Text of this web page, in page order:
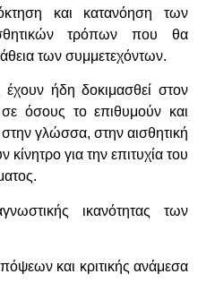
και κατανόηση των
τρόπων που θα
των συμμετεχόντων.
ήδη δοκιμασθεί στον
όσους το επιθυμούν και
γλώσσα, στην αισθητική
για την επιτυχία του
ικανότητας των
και κριτικής ανάμεσα